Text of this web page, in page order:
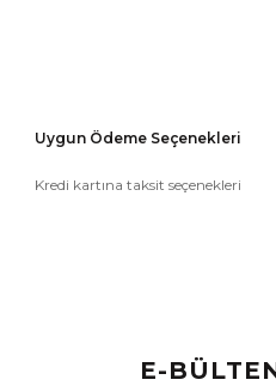
Uygun Ödeme Seçenekleri
Kredi kartına taksit seçenekleri
E-